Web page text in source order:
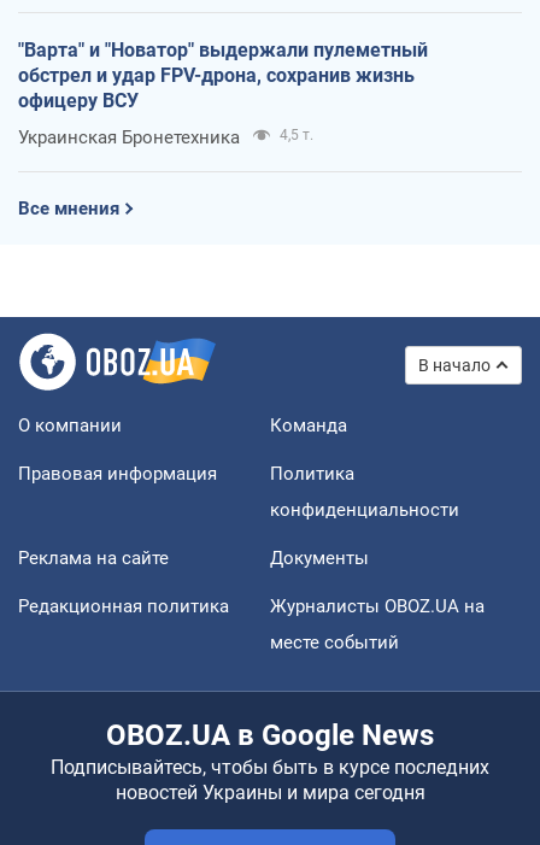
"Варта" и "Новатор" выдержали пулеметный
обстрел и удар FPV-дрона, сохранив жизнь
офицеру ВСУ
Украинская Бронетехника 4,5 т.
Все мнения
В начало
О компании Команда
Правовая информация
Политика
конфиденциальности
Реклама на сайте Документы
Редакционная политика
Журналисты OBOZ.UA на
месте событий
OBOZ.UA в Google News
Подписывайтесь, чтобы быть в курсе последних
новостей Украины и мира сегодня